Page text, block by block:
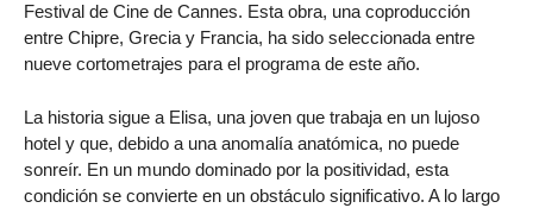
Festival de Cine de Cannes. Esta obra, una coproducción
entre Chipre, Grecia y Francia, ha sido seleccionada entre
nueve cortometrajes para el programa de este año.
La historia sigue a Elisa, una joven que trabaja en un lujoso
hotel y que, debido a una anomalía anatómica, no puede
sonreír. En un mundo dominado por la positividad, esta
condición se convierte en un obstáculo significativo. A lo largo